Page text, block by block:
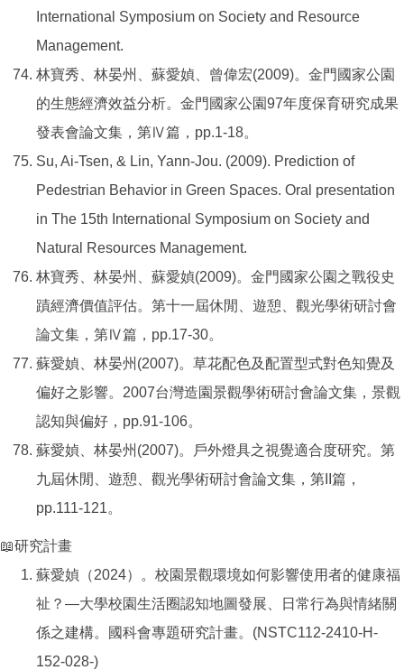
International Symposium on Society and Resource
Management.
林寶秀、林晏州、蘇愛媜、曾偉宏(2009)。金門國家公園
的生態經濟效益分析。金門國家公園97年度保育研究成果
發表會論文集，第Ⅳ篇，pp.1-18。
Su, Ai-Tsen, & Lin, Yann-Jou. (2009). Prediction of
Pedestrian Behavior in Green Spaces. Oral presentation
in The 15th International Symposium on Society and
Natural Resources Management.
林寶秀、林晏州、蘇愛媜(2009)。金門國家公園之戰役史
蹟經濟價值評估。第十一屆休閒、遊憩、觀光學術研討會
論文集，第Ⅳ篇，pp.17-30。
蘇愛媜、林晏州(2007)。草花配色及配置型式對色知覺及
偏好之影響。2007台灣造園景觀學術研討會論文集，景觀
認知與偏好，pp.91-106。
蘇愛媜、林晏州(2007)。戶外燈具之視覺適合度研究。第
九屆休閒、遊憩、觀光學術研討會論文集，第II篇，
pp.111-121。
📖研究計畫
蘇愛媜（2024）。校園景觀環境如何影響使用者的健康福
祉？—大學校園生活圈認知地圖發展、日常行為與情緒關
係之建構。國科會專題研究計畫。(NSTC112-2410-H-
152-028-)